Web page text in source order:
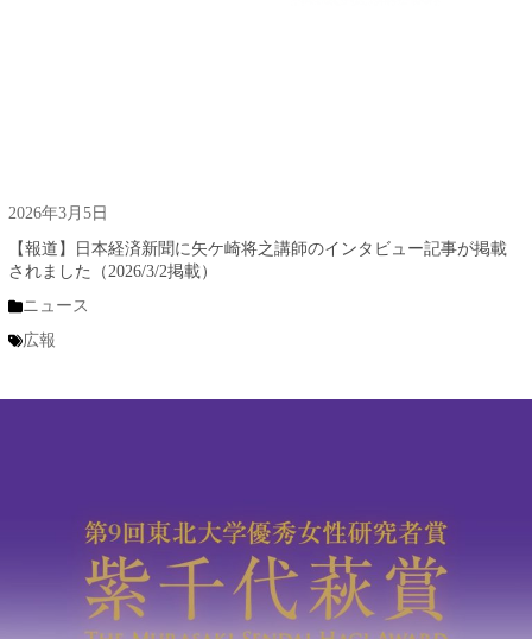
2026年3月5日
【報道】日本経済新聞に矢ケ崎将之講師のインタビュー記事が掲載
されました（2026/3/2掲載）
ニュース
広報